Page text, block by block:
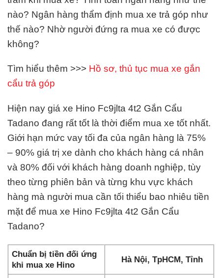
nào? Ngân hàng thẩm định mua xe trả góp như
thế nào? Nhờ người đứng ra mua xe có được
không?
Tìm hiểu thêm >>> Hồ sơ, thủ tục mua xe gắn
cẩu trả góp
Hiện nay giá xe Hino Fc9jlta 4t2 Gắn Cẩu
Tadano đang rất tốt là thời điểm mua xe tốt nhất.
Giới hạn mức vay tối đa của ngân hàng là 75%
– 90% giá trị xe dành cho khách hàng cá nhân
và 80% đối với khách hàng doanh nghiệp, tùy
theo từng phiên bản và từng khu vực khách
hàng mà người mua cần tối thiểu bao nhiêu tiền
mặt để mua xe Hino Fc9jlta 4t2 Gắn Cẩu
Tadano?
Chuẩn bị tiền đối ứng
khi mua xe Hino
Hà Nội, TpHCM, Tỉnh